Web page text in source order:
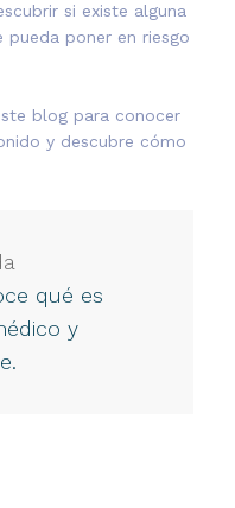
si existe alguna
poner en riesgo
blog para conocer
y descubre cómo
qué es
y